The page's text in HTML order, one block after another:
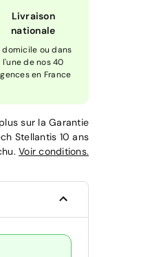
Livraison
nationale
domicile ou dans
l'une de nos 40
en France
sur la Garantie
Stellantis 10 ans
Voir conditions.